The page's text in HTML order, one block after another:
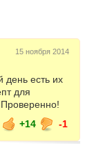
15 ноября 2014
день есть их
для
+14
-1